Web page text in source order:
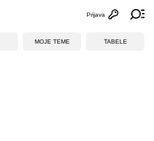
Otvori
Prijava
MOJE TEME TABELE